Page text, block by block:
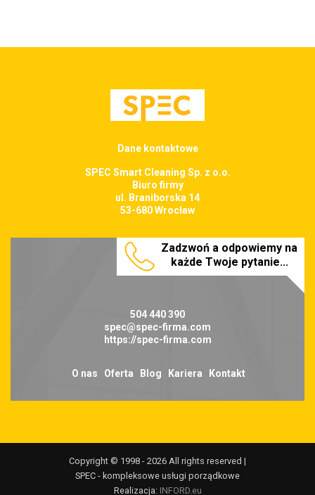
Dane kontaktowe
SPEC Smart Cleaning Sp. z o.o.
Biuro firmy
ul. Braniborska 14
53-680 Wrocław
Zadzwoń a odpowiemy na
każde Twoje pytanie...
504 440 390
spec@spec-firma.com
https://spec-firma.com
O nas Oferta Blog Kariera Kontakt
Copyright © 1998 - 2026 All rights reserved |
SPEC - kompleksowe usługi porządkowe
Realizacja: INFORD.eu